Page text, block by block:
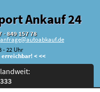
Ankauf 24
- 849 157 78
anfrage@autoabkauf.de
- 22 Uhr
< <<